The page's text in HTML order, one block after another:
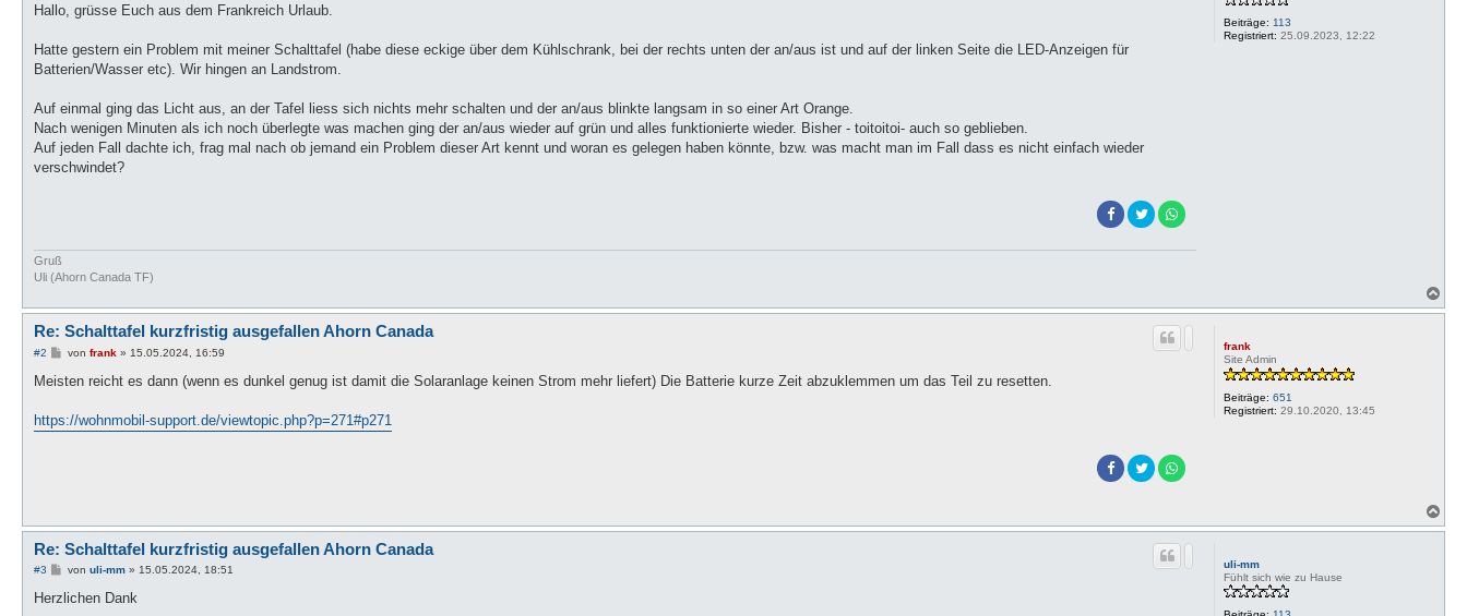
Beiträge: 113
Registriert: 25.09.2023, 12:22
i
a
Hallo, grüsse Euch aus dem Frankreich Urlaub.
Hatte gestern ein Problem mit meiner Schalttafel (habe diese eckige über dem Kühlschrank, bei der rechts unten der an/aus ist und auf der linken Seite die LED-Anzeigen für
Batterien/Wasser etc). Wir hingen an Landstrom.
Auf einmal ging das Licht aus, an der Tafel liess sich nichts mehr schalten und der an/aus blinkte langsam in so einer Art Orange.
Nach wenigen Minuten als ich noch überlegte was machen ging der an/aus wieder auf grün und alles funktionierte wieder. Bisher - toitoitoi- auch so geblieben.
Auf jeden Fall dachte ich, frag mal nach ob jemand ein Problem dieser Art kennt und woran es gelegen haben könnte, bzw. was macht man im Fall dass es nicht einfach wieder
verschwindet?
Gruß
Uli (Ahorn Canada TF)
a
frank
Site Admin
Beiträge: 651
Registriert: 29.10.2020, 13:45
Re: Schalttafel kurzfristig ausgefallen Ahorn Canada
#2
B
i
a
g
von frank» 15.05.2024, 16:59
Meisten reicht es dann (wenn es dunkel genug ist damit die Solaranlage keinen Strom mehr liefert) Die Batterie kurze Zeit abzuklemmen um das Teil zu resetten.
https://wohnmobil-support.de/viewtopic.php?p=271#p271
a
uli-mm
Fühlt sich wie zu Hause
Re: Schalttafel kurzfristig ausgefallen Ahorn Canada
#3
B
i
von uli-mm» 15.05.2024, 18:51
Herzlichen Dank